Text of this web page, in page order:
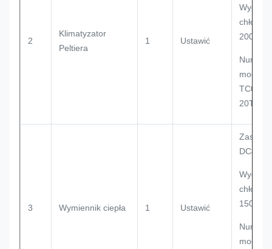
2
Klimatyzator
Peltiera
1 Ustawić
200 W
Numer
modelu:
TC06-
20TEH/
3 Wymiennik ciepła 1 Ustawić
DC48V
150 W/K
Numer
modelu: